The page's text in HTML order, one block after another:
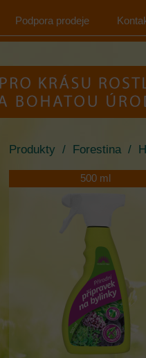
Podpora prodeje
Produkty / Forestina /
500 ml